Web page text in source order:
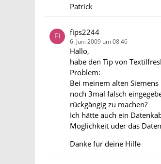
Patrick
fips2244
6. Juni 2009 um 08:46
Hallo,
habe den Tip von
Problem:
Bei meinem alten
noch 3mal falsch
rückgängig zu machen?
Ich hätte auch ein
Möglichkeit üder das
Danke für deine Hilfe